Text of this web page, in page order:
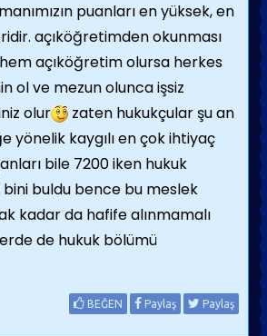
puanları en yüksek, en
açıköğretimden okunması
açıköğretim olursa herkes
ol ve mezun olunca işsiz
olur
zaten hukukçular şu an
yönelik kaygılı en çok ihtiyaç
bile 7200 iken hukuk
bini buldu bence bu meslek
kadar da hafife alınmamalı
de hukuk bölümü
BEĞEN Paylaş Paylaş